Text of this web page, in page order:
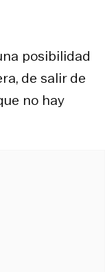
posibilidad
de salir de
no hay